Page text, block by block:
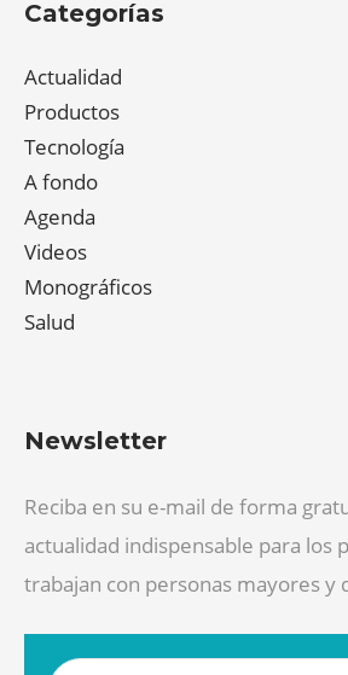
Categorías
Actualidad
Productos
Tecnología
A fondo
Agenda
Videos
Monográficos
Salud
Newsletter
Reciba en su e-mail de forma
actualidad indispensable para los
trabajan con personas mayores y